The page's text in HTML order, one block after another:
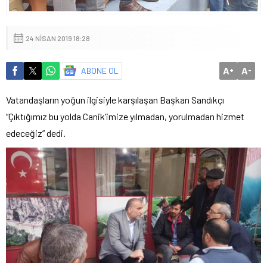
24 NISAN 2019 18:28
ABONE OL A+ A-
Vatandaşların yoğun ilgisiyle karşılaşan Başkan Sandıkçı
“Çıktığımız bu yolda Canik’imize yılmadan, yorulmadan hizmet
edeceğiz” dedi.